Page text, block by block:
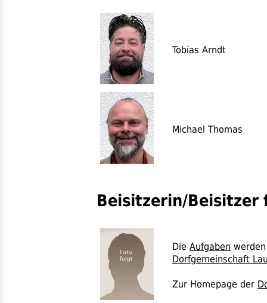
Tobias Arndt
Michael Thomas
Beisitzerin/
Die Aufgaben
Dorfgemeinschaft
Zur Homepage der